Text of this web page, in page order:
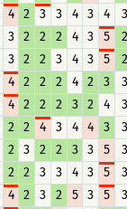
4 2 3 3 4 3 4
3
3 2 2 2 4 3 5
2
3 2 2 3 4 3 5
2
4 2 2 2 4 2 3
3
4 2 2 2 3 2 4
3
2 2 4 3 4 4 3
3
2 3 2 2 3 3 5
3
2 2 3 3 4 3 5
3
4 2 3 2 5 3 5
3